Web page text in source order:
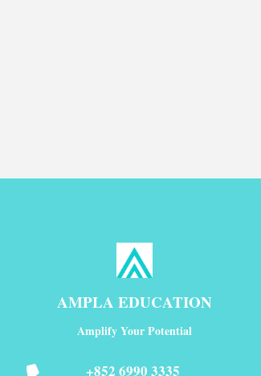
AMPLA EDUCATION
Amplify Your Potential
+852 6990 3335